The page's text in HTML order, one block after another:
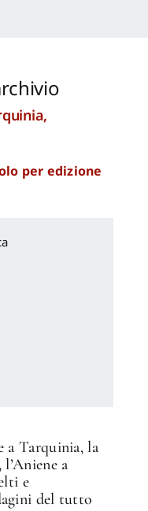
per edizione
a Tarquinia, la
a
e
del tutto